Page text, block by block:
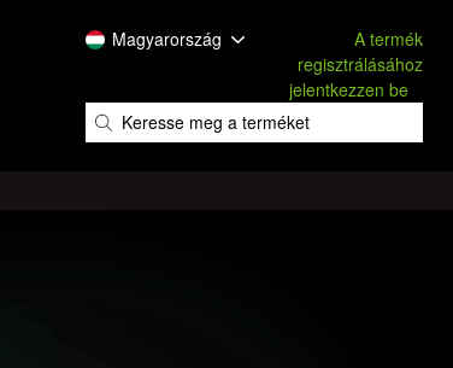
Magyarország
A termék
regisztrálásához
jelentkezzen be